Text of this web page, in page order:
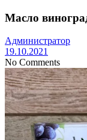
Масло
Администратор
19.10.2021
No Comments